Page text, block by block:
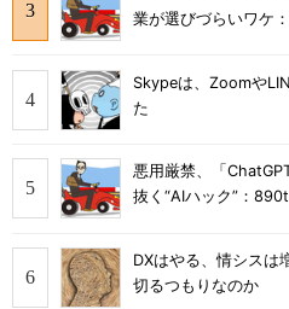
業が選びづらいワケ
Skypeは、Zoomや
た
悪用厳禁、「
抜く“AIハック”：
DXはやる、情シス
切るつもりなのか